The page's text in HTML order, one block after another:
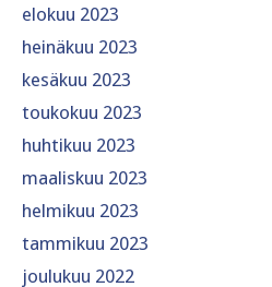
elokuu 2023
heinäkuu 2023
kesäkuu 2023
toukokuu 2023
huhtikuu 2023
maaliskuu 2023
helmikuu 2023
tammikuu 2023
joulukuu 2022